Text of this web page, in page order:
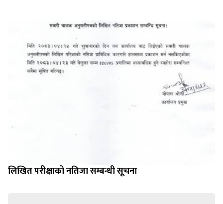
लिखित परीक्षाको नतिजा सम्बन्धी सूचना